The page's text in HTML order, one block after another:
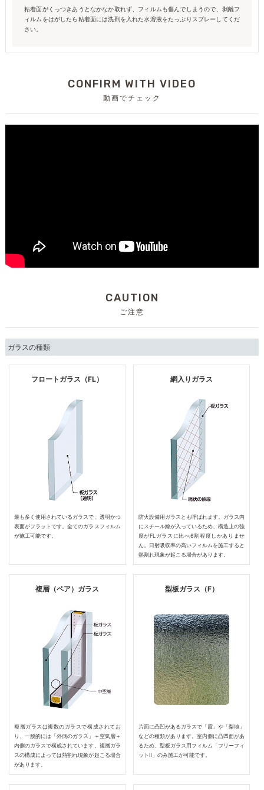
粘着面がくっつきあうとなかなか取れず、フィルムも傷んでしまうので、剥離フ
ィルムをはがしたら粘着面には洗剤を入れた水溶液をたっぷりスプレーしてくだ
さい。
CONFIRM WITH VIDEO
動画でチェック
CAUTION
ご注意
ガラスの種類
フロートガラス（FL）
最も多く使用されているガラスで、透明かつ
表面がフラットです。全てのガラスフィルム
が施工可能です。
網入りガラス
防火設備用ガラスとも呼ばれます。ガラス内
にスチール線が入っているため、構造上の強
度がFLガラスに比べ6割程度しかありませ
ん。日射吸収率の高いフィルムを施工すると
熱割れ現象が起こる場合があります。
複層（ペア）ガラス
複層ガラスは複数のガラスで構成されてお
り、一般的には「外側のガラス」＋空気層＋
内側のガラスで構成されています。複層ガラ
スの構成によっては熱割れ現象が起こる場合
があります。
型板ガラス（F）
片面に凸凹があるガラスで「霞」や「梨地」
などの種類があります。室内側に凸凹面があ
るため、型板ガラス用フィルム「フリーフィ
ットⅡ」のみ施工が可能です。